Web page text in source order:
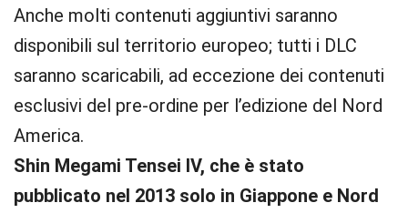
Anche molti contenuti aggiuntivi saranno
disponibili sul territorio europeo; tutti i DLC
saranno scaricabili, ad eccezione dei contenuti
esclusivi del pre-ordine per l’edizione del Nord
America.
Shin Megami Tensei IV, che è stato
pubblicato nel 2013 solo in Giappone e Nord